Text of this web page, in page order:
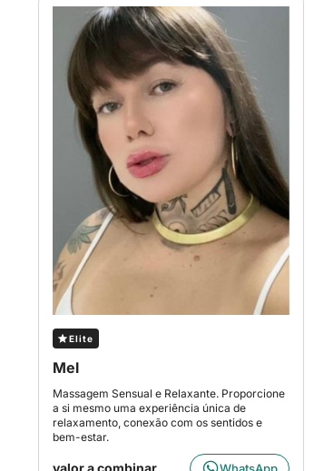
Elite
Mel
Massagem Sensual e Relaxante. Proporcione
a si mesmo uma experiência única de
relaxamento, conexão com os sentidos e
bem-estar.
valor a combinar